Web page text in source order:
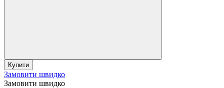
Купити
Замовити швидко
Замовити швидко